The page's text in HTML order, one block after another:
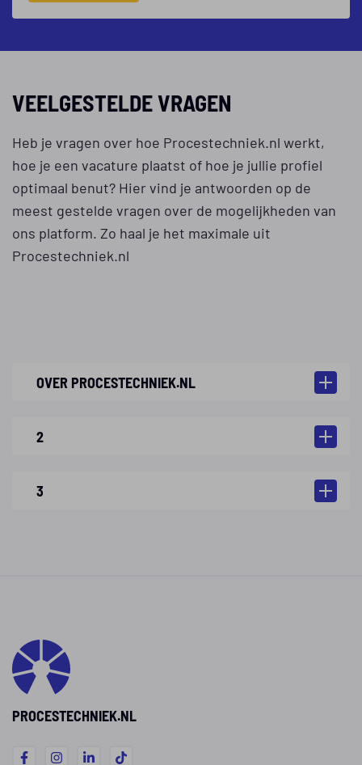
VEELGESTELDE VRAGEN
Heb je vragen over hoe Procestechniek.nl werkt,
hoe je een vacature plaatst of hoe je jullie profiel
optimaal benut? Hier vind je antwoorden op de
meest gestelde vragen over de mogelijkheden van
ons platform. Zo haal je het maximale uit
Procestechniek.nl
OVER PROCESTECHNIEK.NL
2
3
PROCESTECHNIEK.NL